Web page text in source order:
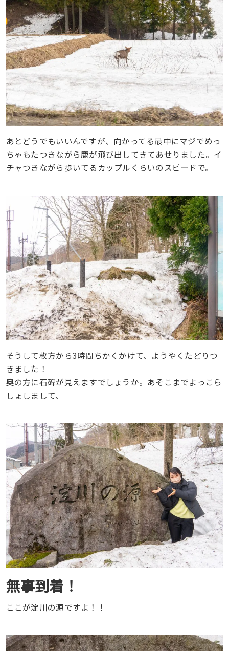
あとどうでもいいんですが、向かってる最中にマジでめっ
ちゃもたつきながら鹿が飛び出してきてあせりました。イ
チャつきながら歩いてるカップルくらいのスピードで。
そうして枚方から3時間ちかくかけて、ようやくたどりつ
きました！
奥の方に石碑が見えますでしょうか。あそこまでよっこら
しょしまして、
無事到着！
ここが淀川の源ですよ！！